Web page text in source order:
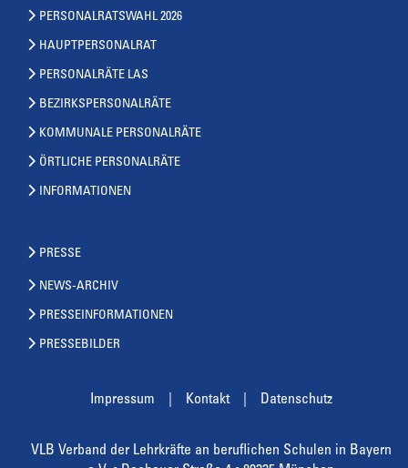
PERSONALRATSWAHL 2026
HAUPTPERSONALRAT
PERSONALRÄTE LAS
BEZIRKSPERSONALRÄTE
KOMMUNALE PERSONALRÄTE
ÖRTLICHE PERSONALRÄTE
INFORMATIONEN
PRESSE
NEWS-ARCHIV
PRESSEINFORMATIONEN
PRESSEBILDER
Impressum Kontakt Datenschutz
VLB Verband der Lehrkräfte an beruflichen Schulen in Bayern